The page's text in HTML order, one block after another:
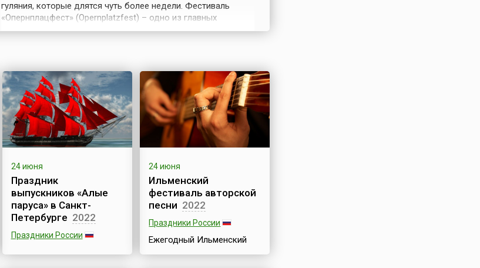
гуляния, которые длятся чуть более недели. Фестиваль
«Опернплацфест» (Opernplatzfest) – одно из главных
светских мероприятий этого немецкого города. Иногда его
24 июня
Праздник
выпускников «Алые
паруса» в Санкт-
Петербурге 2022
Праздники России
Ежегодно во второй
24 июня
Ильменский
фестиваль авторской
песни 2022
Праздники России
Ежегодный Ильменский